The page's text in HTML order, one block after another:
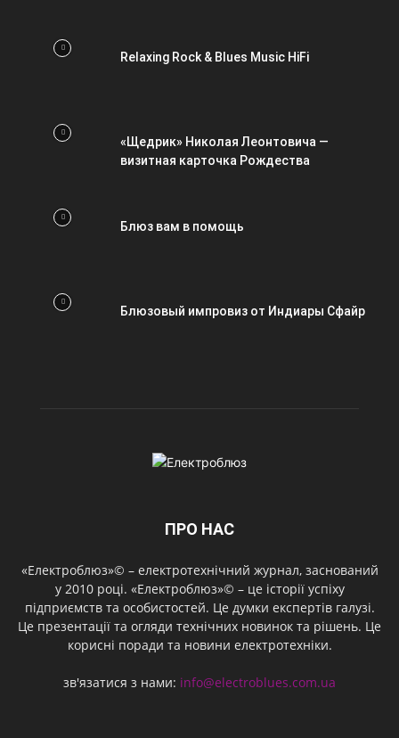
Relaxing Rock & Blues Music HiFi
«Щедрик» Николая Леонтовича —
визитная карточка Рождества
Блюз вам в помощь
Блюзовый импровиз от Индиары Сфайр
ПРО НАС
«Електроблюз»© – електротехнічний журнал, заснований
у 2010 році. «Електроблюз»© – це історії успіху
підприємств та особистостей. Це думки експертів галузі.
Це презентації та огляди технічних новинок та рішень. Це
корисні поради та новини електротехніки.
зв'язатися з нами: info@electroblues.com.ua